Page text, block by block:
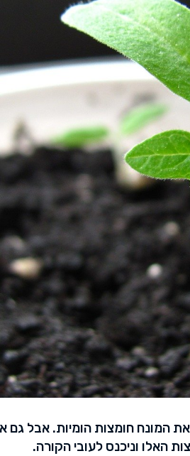
המונח חומצות הומיות. אבל גם
האלו וניכנס לעובי הקורה.